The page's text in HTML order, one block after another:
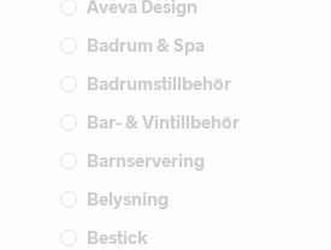
Aveva Design
Badrum & Spa
Badrumstillbehör
Bar- & Vintillbehör
Barnservering
Belysning
Bestick